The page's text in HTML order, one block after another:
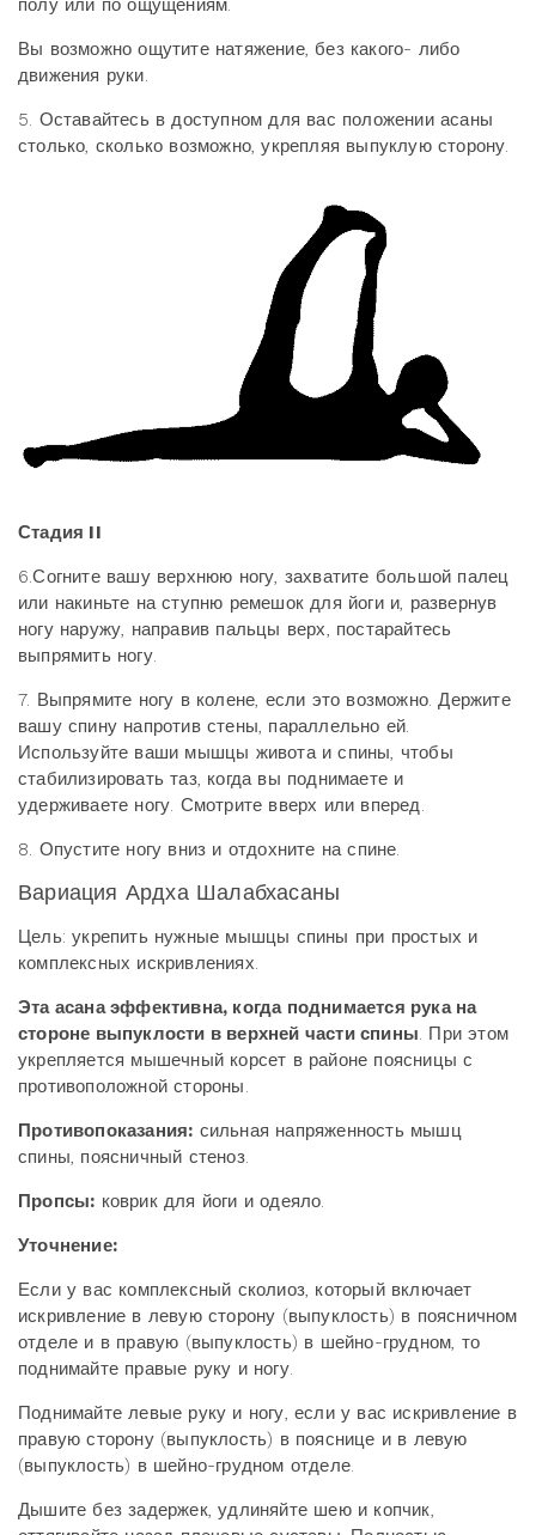
полу или по ощущениям.
Вы возможно ощутите натяжение, без какого- либо
движения руки.
5. Оставайтесь в доступном для вас положении асаны
столько, сколько возможно, укрепляя выпуклую сторону.
Стадия II
6.Согните вашу верхнюю ногу, захватите большой палец
или накиньте на ступню ремешок для йоги и, развернув
ногу наружу, направив пальцы верх, постарайтесь
выпрямить ногу.
7. Выпрямите ногу в колене, если это возможно. Держите
вашу спину напротив стены, параллельно ей.
Используйте ваши мышцы живота и спины, чтобы
стабилизировать таз, когда вы поднимаете и
удерживаете ногу. Смотрите вверх или вперед.
8. Опустите ногу вниз и отдохните на спине.
Вариация Ардха Шалабхасаны
Цель: укрепить нужные мышцы спины при простых и
комплексных искривлениях.
Эта асана эффективна, когда поднимается рука на
стороне выпуклости в верхней части спины. При этом
укрепляется мышечный корсет в районе поясницы с
противоположной стороны.
Противопоказания: сильная напряженность мышц
спины, поясничный стеноз.
Пропсы: коврик для йоги и одеяло.
Уточнение:
Если у вас комплексный сколиоз, который включает
искривление в левую сторону (выпуклость) в поясничном
отделе и в правую (выпуклость) в шейно-грудном, то
поднимайте правые руку и ногу.
Поднимайте левые руку и ногу, если у вас искривление в
правую сторону (выпуклость) в пояснице и в левую
(выпуклость) в шейно-грудном отделе.
Дышите без задержек, удлиняйте шею и копчик,